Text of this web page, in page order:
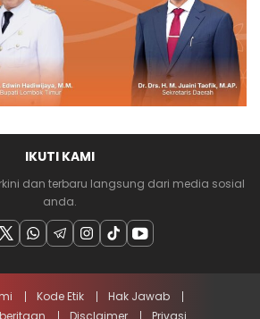
IKUTI KAMI
dan terbaru langsung dari media sosial
anda.
Kode Etik
Hak Jawab